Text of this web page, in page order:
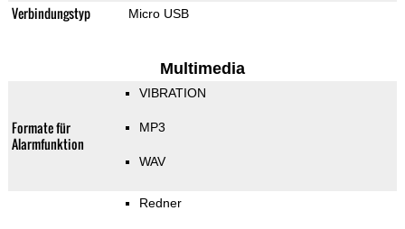
Verbindungstyp Micro USB
Multimedia
Formate für
Alarmfunktion
VIBRATION
MP3
WAV
Redner